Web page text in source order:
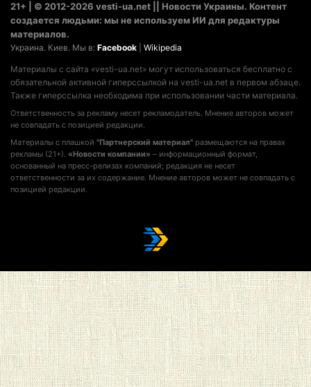
21+ | © 2012-2026 vesti-ua.net || Новости Украины. Контент
создается людьми: мы не используем ИИ для редактуры
материалов.
Украина. Киев. Мы в: Facebook Wikipedia
Материалы с сайта «vesti-ua.net» могут использоваться бесплатно с
обязательной активной гиперссылкой на vesti-ua.net в первом абзаце.
Также гиперссылка необходима при использовании части материала.
Ответственность за рекламу несет рекламодатель. Мнение авторов может
не совпадать с позицией редакции.
Материалы с плашкой "Партнерский материал" размещаются на правах
рекламы (21+). «Новости компании» – информационный формат,
основанный на пресс-релизах компаний; редакция не несет
ответственности за их содержание. Мнение авторов может не совпадать с
позицией редакции.